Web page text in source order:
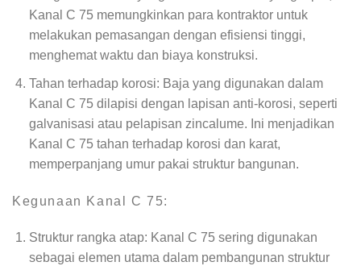
Kanal C 75 memungkinkan para kontraktor untuk
melakukan pemasangan dengan efisiensi tinggi,
menghemat waktu dan biaya konstruksi.
Tahan terhadap korosi: Baja yang digunakan dalam
Kanal C 75 dilapisi dengan lapisan anti-korosi, seperti
galvanisasi atau pelapisan zincalume. Ini menjadikan
Kanal C 75 tahan terhadap korosi dan karat,
memperpanjang umur pakai struktur bangunan.
Kegunaan Kanal C 75:
Struktur rangka atap: Kanal C 75 sering digunakan
sebagai elemen utama dalam pembangunan struktur